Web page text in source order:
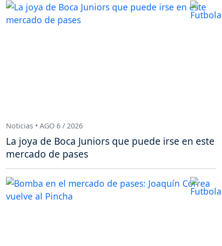
Noticias • AGO 6 / 2026
La joya de Boca Juniors que puede irse en este
mercado de pases